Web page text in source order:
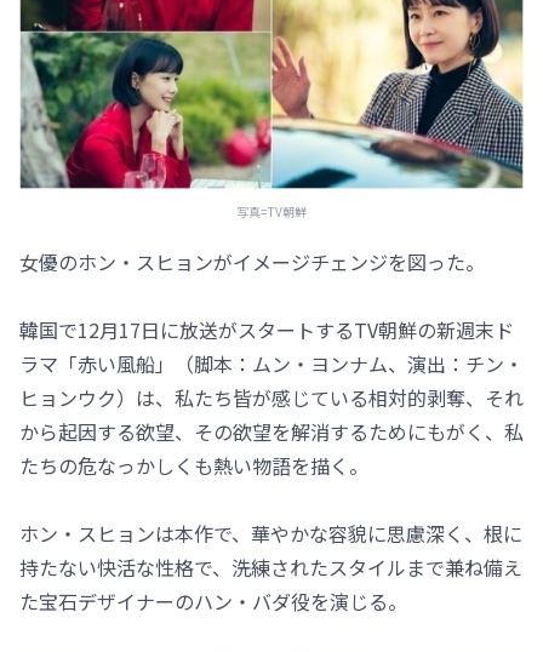
写真=TV朝鮮
女優のホン・スヒョンがイメージチェンジを図った。
韓国で12月17日に放送がスタートするTV朝鮮の新週末ド
ラマ「赤い風船」（脚本：ムン・ヨンナム、演出：チン・
ヒョンウク）は、私たち皆が感じている相対的剥奪、それ
から起因する欲望、その欲望を解消するためにもがく、私
たちの危なっかしくも熱い物語を描く。
ホン・スヒョンは本作で、華やかな容貌に思慮深く、根に
持たない快活な性格で、洗練されたスタイルまで兼ね備え
た宝石デザイナーのハン・バダ役を演じる。